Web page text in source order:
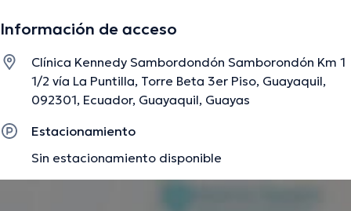
Información de acceso
Clínica Kennedy Sambordondón Samborondón Km 1
1/2 vía La Puntilla, Torre Beta 3er Piso, Guayaquil,
092301, Ecuador, Guayaquil, Guayas
Estacionamiento
Sin estacionamiento disponible